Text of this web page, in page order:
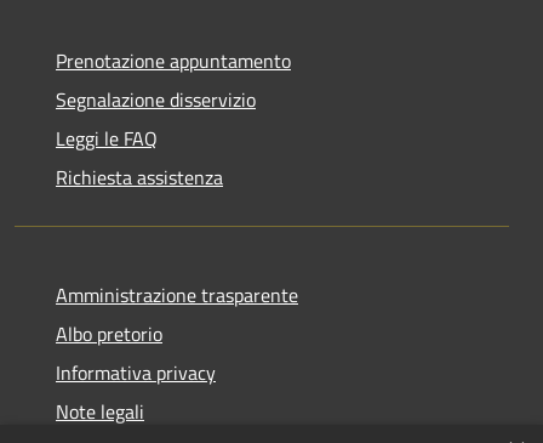
Prenotazione appuntamento
Segnalazione disservizio
Leggi le FAQ
Richiesta assistenza
Amministrazione trasparente
Albo pretorio
Informativa privacy
Note legali